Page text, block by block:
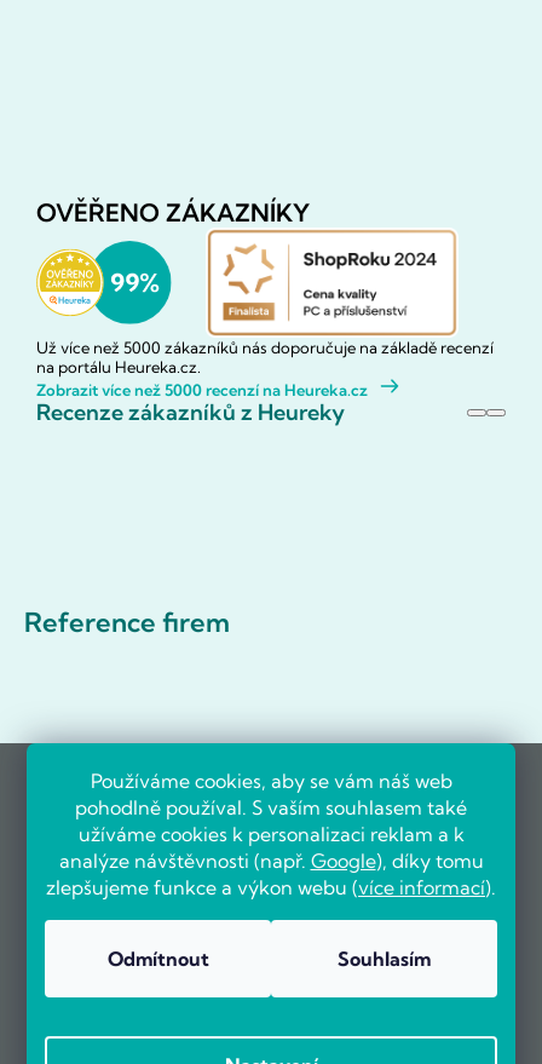
Používáme cookies, aby se vám náš web
pohodlně používal. S vaším souhlasem také
užíváme cookies k personalizaci reklam a k
analýze návštěvnosti (např. Google), díky tomu
zlepšujeme funkce a výkon webu (více informací).
Odmítnout Souhlasím
OVĚŘENO ZÁKAZNÍKY
Už více než 5000 zákazníků nás doporučuje na základě recenzí
na portálu Heureka.cz.
Zobrazit více než 5000 recenzí na Heureka.cz
Recenze zákazníků z Heureky
Reference firem